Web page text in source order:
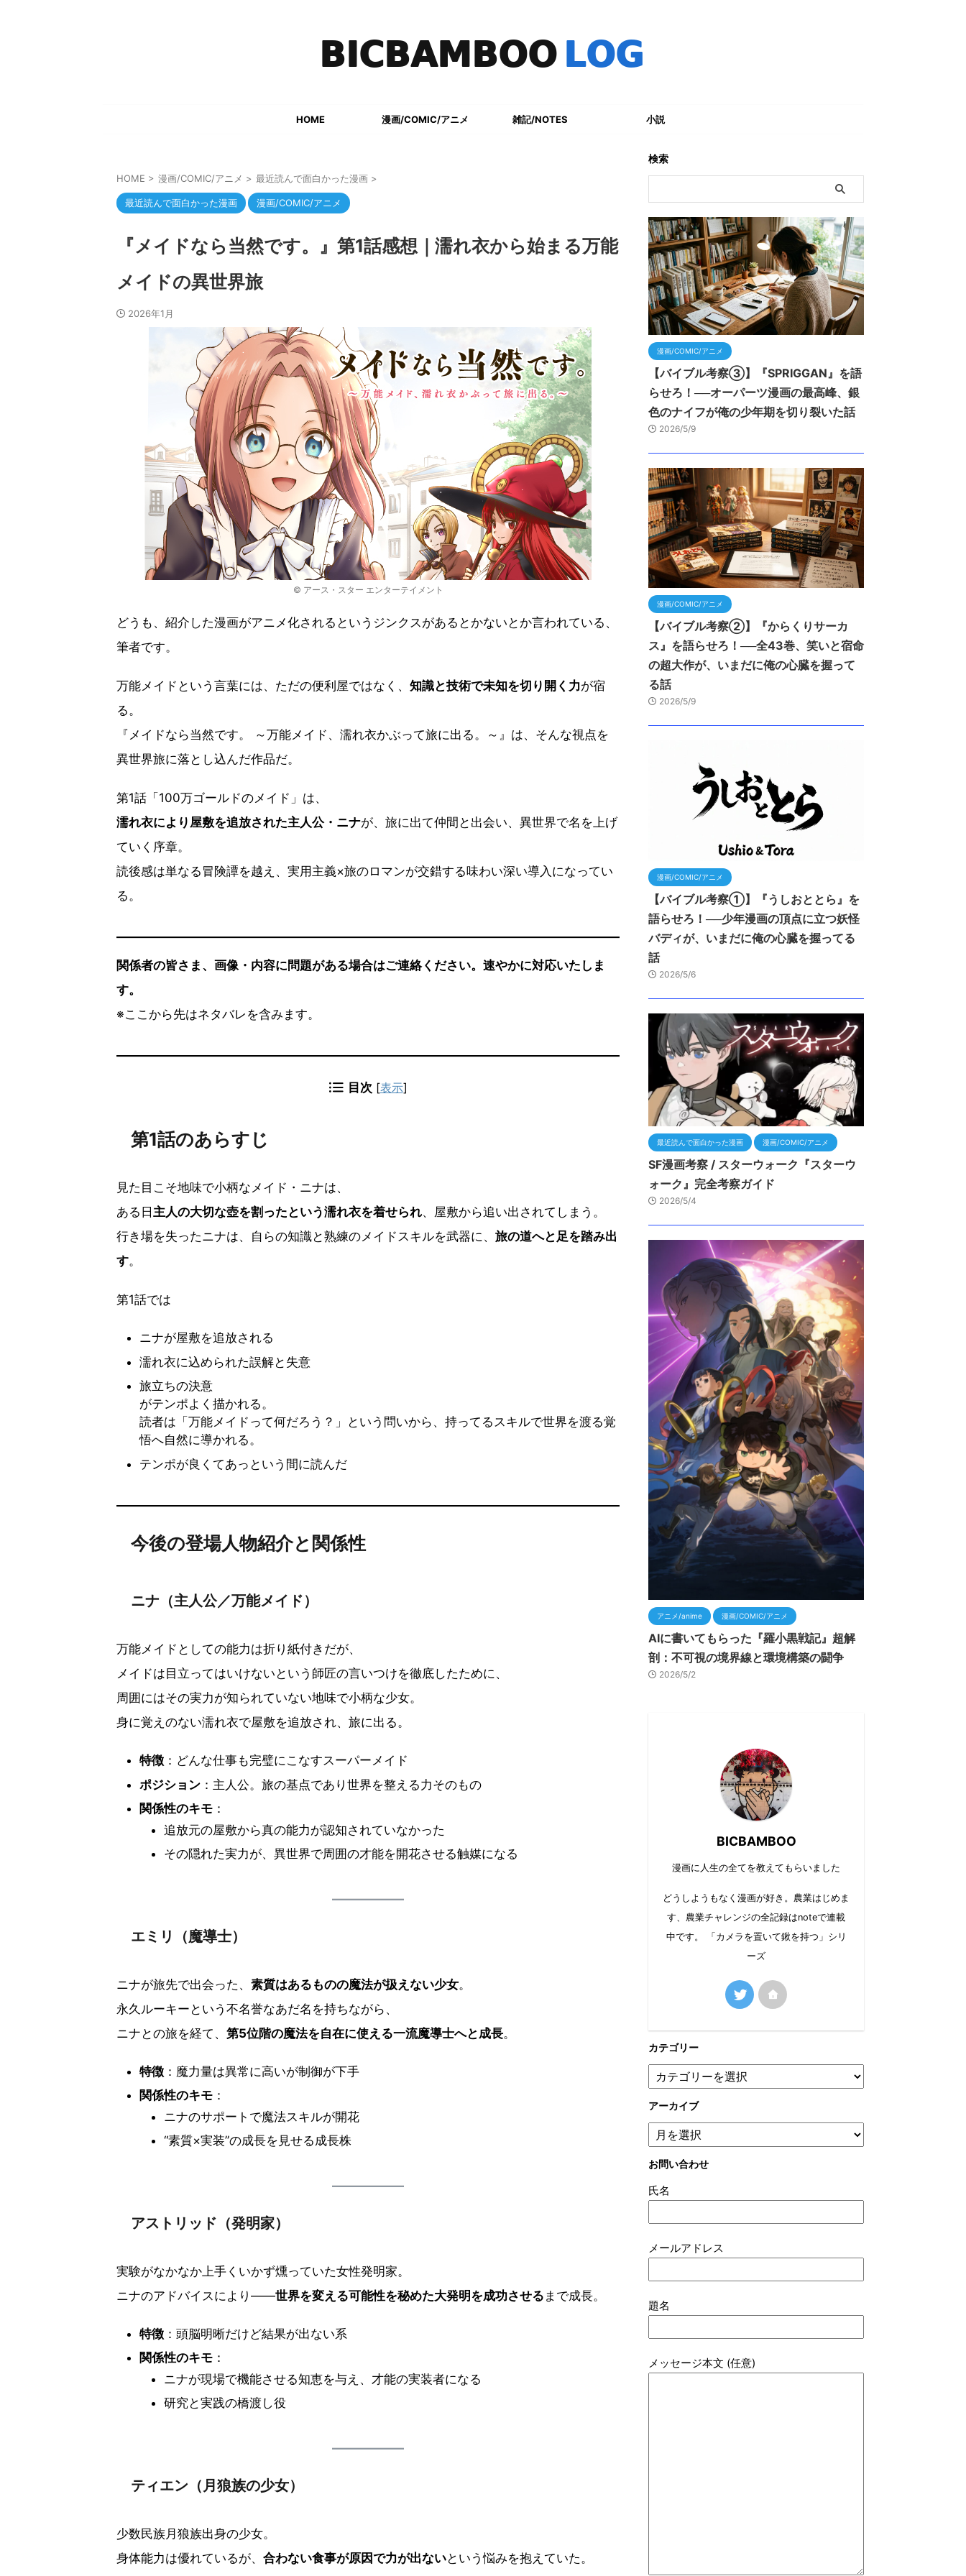
HOME 漫画/COMIC/アニメ 雑記/NOTES 小説
HOME > 漫画/COMIC/アニメ > 最近読んで面白かった漫画 >
最近読んで面白かった漫画 漫画/COMIC/アニメ
『メイドなら当然です。』第1話感想｜濡れ衣から始まる万能
メイドの異世界旅
2026年1月
© アース・スター エンターテイメント
どうも、紹介した漫画がアニメ化されるというジンクスがあるとかないとか言われている、
筆者です。
万能メイドという言葉には、ただの便利屋ではなく、 知識と技術で未知を切り開く力が宿
る。
『メイドなら当然です。 ～万能メイド、濡れ衣かぶって旅に出る。～』は、そんな視点を
異世界旅に落とし込んだ作品だ。
第1話「100万ゴールドのメイド」は、
濡れ衣により屋敷を追放された主人公・ニナが、旅に出て仲間と出会い、異世界で名を上げ
ていく序章。
読後感は単なる冒険譚を越え、実用主義×旅のロマンが交錯する味わい深い導入になってい
る。
関係者の皆さま、画像・内容に問題がある場合はご連絡ください。速やかに対応いたしま
す。
※ここから先はネタバレを含みます。
目次 [表示]
第1話のあらすじ
見た目こそ地味で小柄なメイド・ニナは、
ある日 主人の大切な壺を割ったという濡れ衣を着せられ、屋敷から追い出されてしまう。
行き場を失ったニナは、自らの知識と熟練のメイドスキルを武器に、 旅の道へと足を踏み出
す。
第1話では
ニナが屋敷を追放される
濡れ衣に込められた誤解と失意
旅立ちの決意
がテンポよく描かれる。
読者は「万能メイドって何だろう？」という問いから、持ってるスキルで世界を渡る覚
悟へ自然に導かれる。
テンポが良くてあっという間に読んだ
今後の登場人物紹介と関係性
ニナ（主人公／万能メイド）
万能メイドとしての能力は折り紙付きだが、
メイドは目立ってはいけないという師匠の言いつけを徹底したために、
周囲にはその実力が知られていない地味で小柄な少女。
身に覚えのない濡れ衣で屋敷を追放され、旅に出る。
特徴 ：どんな仕事も完璧にこなすスーパーメイド
ポジション ：主人公。旅の基点であり世界を整える力そのもの
関係性のキモ ：
追放元の屋敷から真の能力が認知されていなかった
その隠れた実力が、異世界で周囲の才能を開花させる触媒になる
エミリ（魔導士）
ニナが旅先で出会った、 素質はあるものの魔法が扱えない少女。
永久ルーキーという不名誉なあだ名を持ちながら、
ニナとの旅を経て、 第5位階の魔法を自在に使える一流魔導士へと成長。
特徴 ：魔力量は異常に高いが制御が下手
関係性のキモ ：
ニナのサポートで魔法スキルが開花
“素質×実装”の成長を見せる成長株
アストリッド（発明家）
実験がなかなか上手くいかず燻っていた女性発明家。
ニナのアドバイスにより――世界を変える可能性を秘めた大発明を成功させる まで成長。
特徴 ：頭脳明晰だけど結果が出ない系
関係性のキモ ：
ニナが現場で機能させる知恵を与え、才能の実装者になる
研究と実践の橋渡し役
ティエン（月狼族の少女）
少数民族月狼族出身の少女。
身体能力は優れているが、 合わない食事が原因で力が出ないという悩みを抱えていた。
検索
漫画/COMIC/アニメ
【バイブル考察③】『SPRIGGAN』を語
らせろ！──オーパーツ漫画の最高峰、銀
色のナイフが俺の少年期を切り裂いた話
2026/5/9
漫画/COMIC/アニメ
【バイブル考察②】『からくりサーカ
ス』を語らせろ！──全43巻、笑いと宿命
の超大作が、いまだに俺の心臓を握って
る話
2026/5/9
漫画/COMIC/アニメ
【バイブル考察①】『うしおととら』を
語らせろ！──少年漫画の頂点に立つ妖怪
バディが、いまだに俺の心臓を握ってる
話
2026/5/6
最近読んで面白かった漫画 漫画/COMIC/アニメ
SF漫画考察 / スターウォーク『スターウ
ォーク』完全考察ガイド
2026/5/4
アニメ/anime 漫画/COMIC/アニメ
AIに書いてもらった『羅小黒戦記』超解
剖：不可視の境界線と環境構築の闘争
2026/5/2
BICBAMBOO
漫画に人生の全てを教えてもらいました
どうしようもなく漫画が好き。農業はじめま
す、農業チャレンジの全記録はnoteで連載
中です。 「カメラを置いて鍬を持つ」シリ
ーズ
カテゴリー
アーカイブ
お問い合わせ
氏名
メールアドレス
題名
メッセージ本文 (任意)